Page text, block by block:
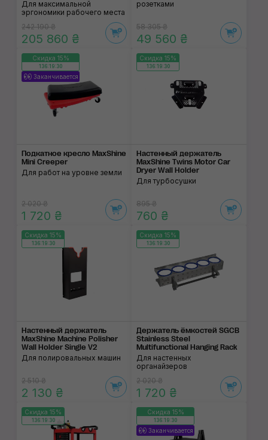
Workshop
Для максимальной
эргономики рабочего места
242 190 ₴
205 860 ₴
розетками
58 305 ₴
49 560 ₴
Скидка 15%
136:19:29
Заканчивается
Подкатное кресло MaxShine
Mini Creeper
Для работ на уровне земли
2 020 ₴
1 720 ₴
Скидка 15%
136:19:29
Настенный держатель
MaxShine Twins Motor Car
Dryer Wall Holder
Для турбосушки
895 ₴
760 ₴
Скидка 15%
136:19:29
Настенный держатель
MaxShine Machine Polisher
Wall Holder Single V2
Для полировальных машин
2 510 ₴
2 130 ₴
Скидка 15%
136:19:29
Держатель ёмкостей SGCB
Stainless Steel
Multifunctional Hanging Rack
Для настенных
органайзеров
2 020 ₴
1 720 ₴
Скидка 15%
136:19:29
Скидка 15%
136:19:29
Заканчивается